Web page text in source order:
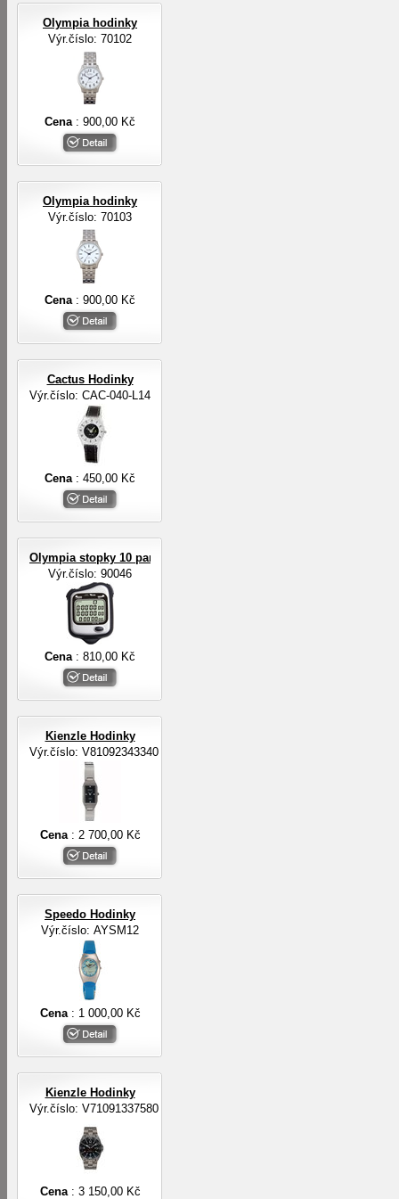
Olympia hodinky
Výr.číslo: 70102
Cena : 900,00 Kč
Olympia hodinky
Výr.číslo: 70103
Cena : 900,00 Kč
Cactus Hodinky
Výr.číslo: CAC-040-L14
Cena : 450,00 Kč
Olympia stopky 10 pamětí na mezičasy, 3-řádkový displej
Výr.číslo: 90046
Cena : 810,00 Kč
Kienzle Hodinky
Výr.číslo: V81092343340
Cena : 2 700,00 Kč
Speedo Hodinky
Výr.číslo: AYSM12
Cena : 1 000,00 Kč
Kienzle Hodinky
Výr.číslo: V71091337580
Cena : 3 150,00 Kč